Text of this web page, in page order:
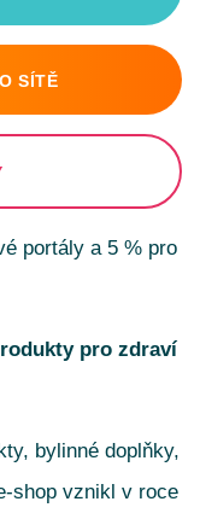
SÍTĚ
portály a 5 % pro
pro zdraví
bylinné doplňky,
shop vznikl v roce